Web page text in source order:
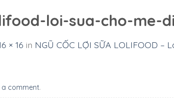
loi-sua-cho-me-
× 16 in NGŨ CỐC LỢI SỮA LOLIFOOD –
a comment.